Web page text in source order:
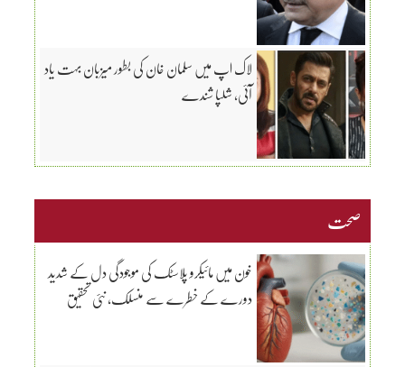
لاک اپ میں سلمان خان کی بطور میزبان بہت یاد
آئی، شلپا شندے
صحت
خون میں مائیکرو پلاسٹک کی موجودگی دل کے شدید
دورے کے خطرے سے منسلک، نئی تحقیق